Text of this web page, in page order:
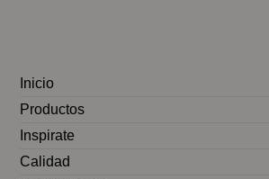
Inicio
Productos
Inspirate
Calidad